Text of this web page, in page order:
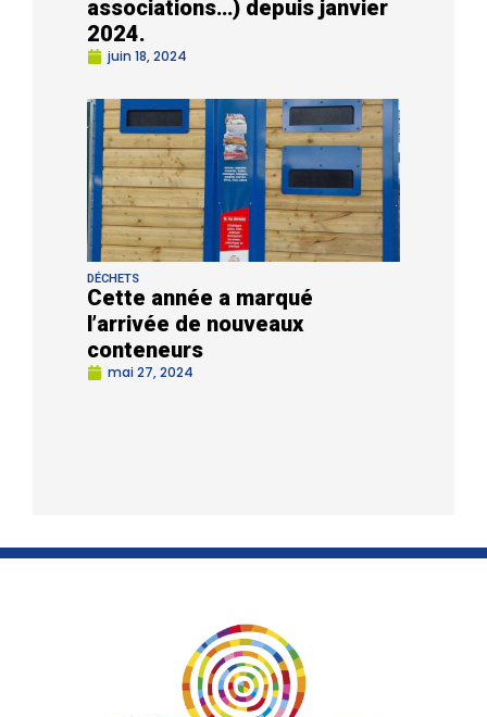
associations…) depuis janvier
2024.
juin 18, 2024
DÉCHETS
Cette année a marqué
l’arrivée de nouveaux
conteneurs
mai 27, 2024